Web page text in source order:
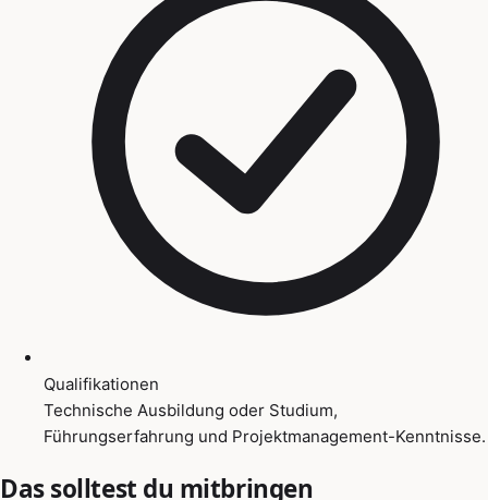
Qualifikationen
Technische Ausbildung oder Studium,
Führungserfahrung und Projektmanagement-Kenntnisse.
Das solltest du mitbringen